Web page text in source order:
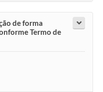
de forma
Termo de